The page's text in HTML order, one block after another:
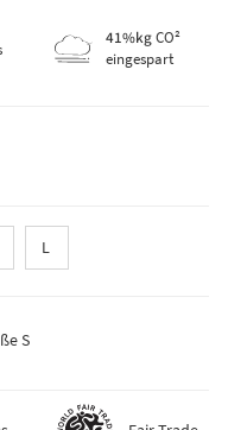
sostenibilità 41%kgCO²
eingespart
L
S